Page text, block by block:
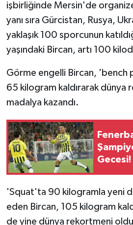
işbirliğinde Mersin'de
yanı sıra Gürcistan, Rusya,
yaklaşık 100 sporcunun
yaşındaki Bircan, artı 100
Görme engelli Bircan, 'bench
65 kilogram kaldırarak dünya
madalya kazandı.
Gecesi!
'Squat'ta 90 kilogramla yeni
eden Bircan, 105 kilogram
de yine dünya rekortmeni